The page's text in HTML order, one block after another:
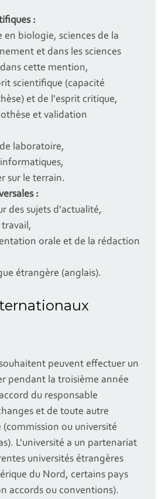
:
en biologie, sciences de la
et dans les sciences
cette mention,
scientifique (capacité
et de l'esprit critique,
et validation
laboratoire,
sur le terrain.
:
des sujets d'actualité,
orale et de la rédaction
étrangère (anglais).
peuvent effectuer un
pendant la troisième année
du responsable
et de toute autre
ou université
L'université a un partenariat
universités étrangères
du Nord, certains pays
accords ou conventions).